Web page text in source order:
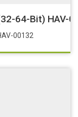
64-Bit) HAV-
00132